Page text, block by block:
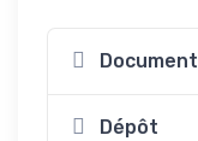
Dépôt